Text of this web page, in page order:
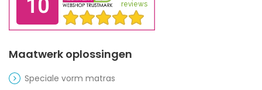
Maatwerk oplossingen
Speciale vorm matras